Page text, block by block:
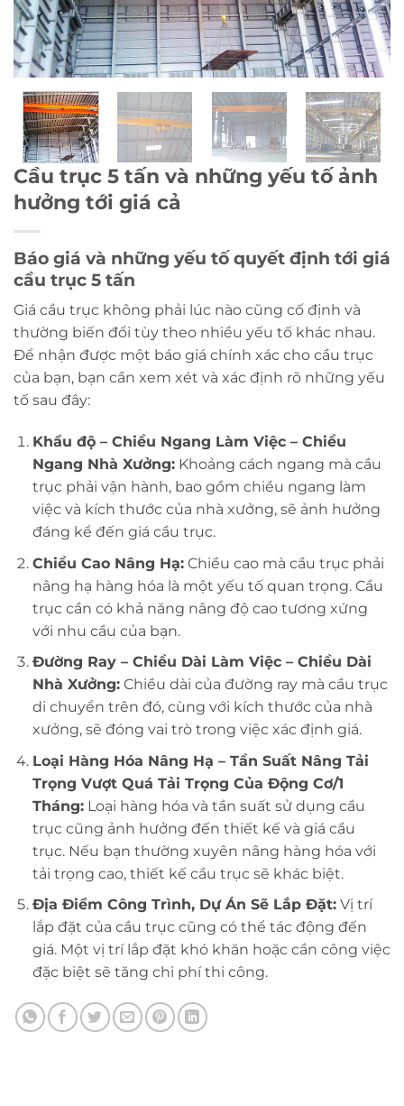
Cầu trục 5 tấn và những yếu tố ảnh
hưởng tới giá cả
Báo giá và những yếu tố quyết định tới giá
cầu trục 5 tấn
Giá cầu trục không phải lúc nào cũng cố định và
thường biến đổi tùy theo nhiều yếu tố khác nhau.
Để nhận được một báo giá chính xác cho cầu trục
của bạn, bạn cần xem xét và xác định rõ những yếu
tố sau đây:
Khẩu độ – Chiều Ngang Làm Việc – Chiều
Ngang Nhà Xưởng:Khoảng cách ngang mà cầu
trục phải vận hành, bao gồm chiều ngang làm
việc và kích thước của nhà xưởng, sẽ ảnh hưởng
đáng kể đến giá cầu trục.
Chiều Cao Nâng Hạ:Chiều cao mà cầu trục phải
nâng hạ hàng hóa là một yếu tố quan trọng. Cầu
trục cần có khả năng nâng độ cao tương xứng
với nhu cầu của bạn.
Đường Ray – Chiều Dài Làm Việc – Chiều Dài
Nhà Xưởng:Chiều dài của đường ray mà cầu trục
di chuyển trên đó, cùng với kích thước của nhà
xưởng, sẽ đóng vai trò trong việc xác định giá.
Loại Hàng Hóa Nâng Hạ – Tần Suất Nâng Tải
Trọng Vượt Quá Tải Trọng Của Động Cơ/1
Tháng:Loại hàng hóa và tần suất sử dụng cầu
trục cũng ảnh hưởng đến thiết kế và giá cầu
trục. Nếu bạn thường xuyên nâng hàng hóa với
tải trọng cao, thiết kế cầu trục sẽ khác biệt.
Địa Điểm Công Trình, Dự Án Sẽ Lắp Đặt:Vị trí
lắp đặt của cầu trục cũng có thể tác động đến
giá. Một vị trí lắp đặt khó khăn hoặc cần công việc
đặc biệt sẽ tăng chi phí thi công.